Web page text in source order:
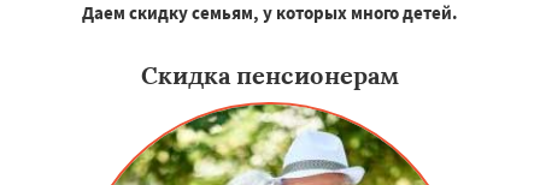
Даем скидку семьям, у которых много детей.
Скидка пенсионерам